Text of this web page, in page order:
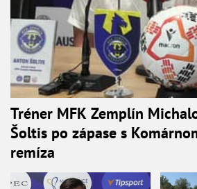
Tréner MFK Zemplín
Šoltis po zápase s
remíza